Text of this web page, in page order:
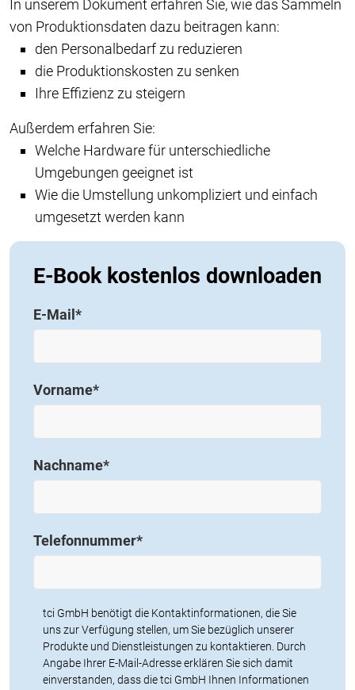
In unserem Dokument erfahren Sie, wie das Sammeln
von Produktionsdaten dazu beitragen kann:
den Personalbedarf zu reduzieren
die Produktionskosten zu senken
Ihre Effizienz zu steigern
Außerdem erfahren Sie:
Welche Hardware für unterschiedliche
Umgebungen geeignet ist
Wie die Umstellung unkompliziert und einfach
umgesetzt werden kann
E-Book kostenlos downloaden
E-Mail *
Vorname*
Nachname*
Telefonnummer*
tci GmbH benötigt die Kontaktinformationen, die Sie
uns zur Verfügung stellen, um Sie bezüglich unserer
Produkte und Dienstleistungen zu kontaktieren. Durch
Angabe Ihrer E-Mail-Adresse erklären Sie sich damit
einverstanden, dass die tci GmbH Ihnen Informationen